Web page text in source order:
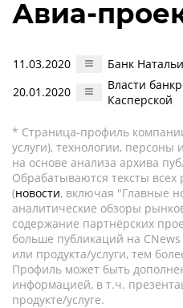
Авиа-
11.03.2020
Банк
20.01.2020
Власти
Касперской
* Страница-профиль
услуги), технологии, персоны
на основе анализа архива
Обрабатываются тексты
(новости, включая "Главные
аналитические обзоры
содержание партнёрских
больше публикаций на
или продукта/услуги, тем
Профиль может быть
информацией, в т.ч.
продукте/услуге.